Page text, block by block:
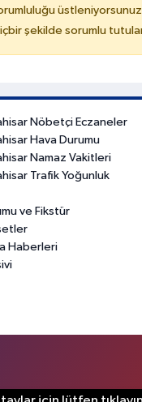
şekilde sorumlu
Nöbetçi Eczaneler
Hava Durumu
Namaz Vakitleri
Trafik Yoğunluk
ve Fikstür
Haberleri